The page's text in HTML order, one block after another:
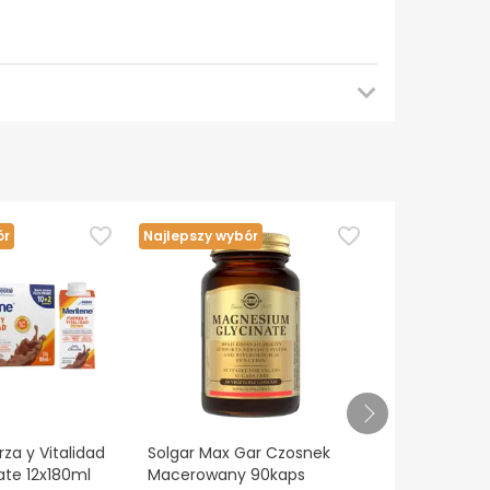
sprawdzenia aktualizacji. W międzyczasie
W razie jakichkolwiek pytań dotyczących
y Vitalidad
12x180ml
Najlepszy wybór
Solgar Max Gar Czosnek
Macerowany 90kaps